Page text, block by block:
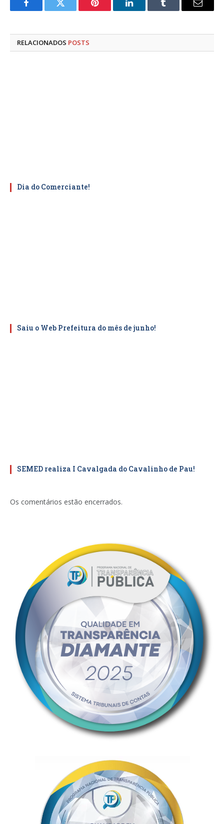
FacebookTwitter Pinterest LinkedInTumblr
E-
RELACIONADOS POSTS
Dia do Comerciante!
Saiu o Web Prefeitura do mês de junho!
SEMED realiza I Cavalgada do Cavalinho de Pau!
Os comentários estão encerrados.